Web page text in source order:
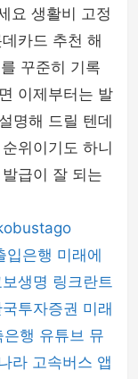
요 생활비 고정
카드 추천 해
꾸준히 기록
이제부터는 발
명해 드릴 텐데
위이기도 하니
급이 잘 되는
입은행 미래에
생명 링크란트
국투자증권 미래
은행 유튜브 뮤
라 고속버스 앱